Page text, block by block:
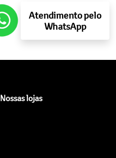
Nossas lojas
Atendimento pelo
WhatsApp